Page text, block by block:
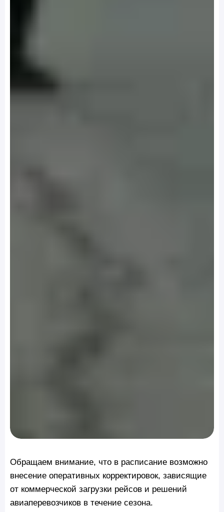
Обращаем внимание, что в расписание возможно
внесение оперативных корректировок, зависящие
от коммерческой загрузки рейсов и решений
авиаперевозчиков в течение сезона.